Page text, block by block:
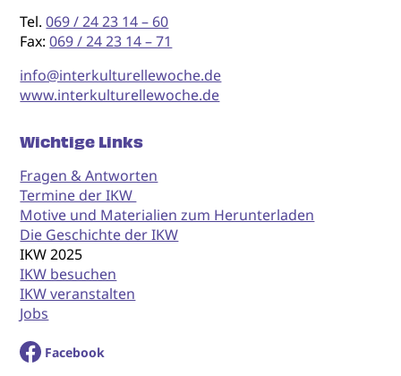
Tel.069 / 24 23 14 – 60
Fax:069 / 24 23 14 – 71
info@interkulturellewoche.de
www.interkulturellewoche.de
Wichtige Links
Fragen & Antworten
Termine der IKW
Motive und Materialien zum Herunterladen
Die Geschichte der IKW
IKW 2025
IKW besuchen
IKW veranstalten
Jobs
Facebook